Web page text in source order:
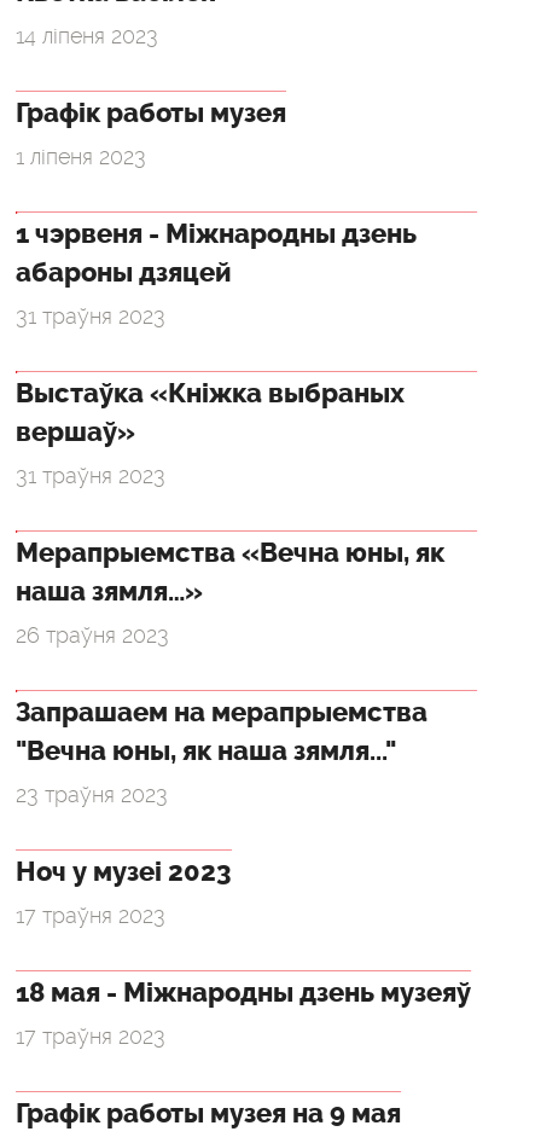
14 ліпеня 2023
Графік работы музея
1 ліпеня 2023
1 чэрвеня - Міжнародны дзень
абароны дзяцей
31 траўня 2023
Выстаўка «Кніжка выбраных
вершаў»
31 траўня 2023
Мерапрыемства «Вечна юны, як
наша зямля…»
26 траўня 2023
Запрашаем на мерапрыемства
"Вечна юны, як наша зямля..."
23 траўня 2023
Ноч у музеі 2023
17 траўня 2023
18 мая - Міжнародны дзень музеяў
17 траўня 2023
Графік работы музея на 9 мая